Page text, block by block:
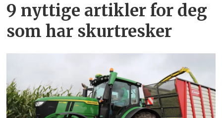
9 nyttige artikler for deg
som har skurtresker